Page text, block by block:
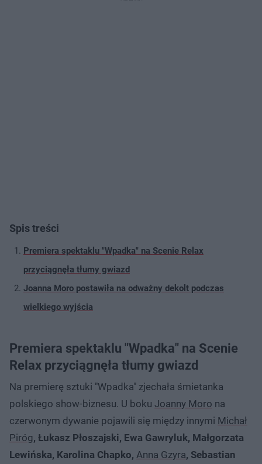
Spis treści
Premiera spektaklu "Wpadka" na Scenie Relax
przyciągnęła tłumy gwiazd
Joanna Moro postawiła na odważny dekolt podczas
wielkiego wyjścia
Premiera spektaklu "Wpadka" na Scenie
Relax przyciągnęła tłumy gwiazd
Na premierę sztuki "Wpadka" zjechała śmietanka
polskiego show-biznesu. U boku Joanny Moro na
czerwonym dywanie pojawili się między innymi Michał
Piróg, Łukasz Płoszajski, Ewa Gawryluk, Małgorzata
Lewińska, Karolina Chapko, Anna Gzyra, Sebastian